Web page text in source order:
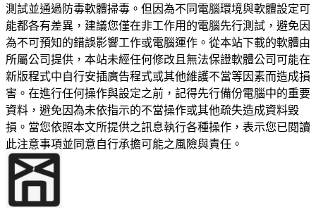
測試並通過防毒軟體掃毒。但因為不同電腦環境與軟體設定可
能都各有差異，建議您僅在非工作用的電腦先行測試，避免因
為不可預知的錯誤影響工作或電腦運作。從本站下載的軟體由
所屬公司提供，本站未經任何修改且無法保證軟體公司可能在
新版程式中自行安插廣告程式或其他維護不當等因素而造成損
害。在進行任何操作與設定之前，記得先行備份電腦中的重要
資料，避免因為未依指示的不當操作或其他疏失造成資料毀
損。當您依照本文所提供之訊息執行各種操作，表示您已閱讀
此注意事項並同意自行承擔可能之風險與責任。